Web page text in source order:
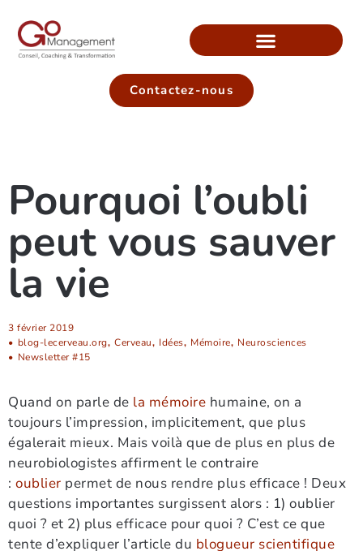
Contactez-nous
Pourquoi l’oubli
peut vous sauver
la vie
3 février 2019
• blog-lecerveau.org, Cerveau, Idées, Mémoire, Neurosciences
• Newsletter #15
Quand on parle de la mémoire humaine, on a
toujours l’impression, implicitement, que plus
égalerait mieux. Mais voilà que de plus en plus de
neurobiologistes affirment le contraire
: oublier permet de nous rendre plus efficace ! Deux
questions importantes surgissent alors : 1) oublier
quoi ? et 2) plus efficace pour quoi ? C’est ce que
tente d’expliquer l’article du blogueur scientifique